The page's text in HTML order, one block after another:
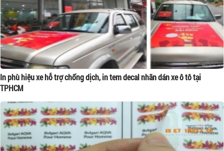
In phù hiệu xe hỗ trợ chống dịch, in tem decal nhãn dán xe ô tô tại
TPHCM